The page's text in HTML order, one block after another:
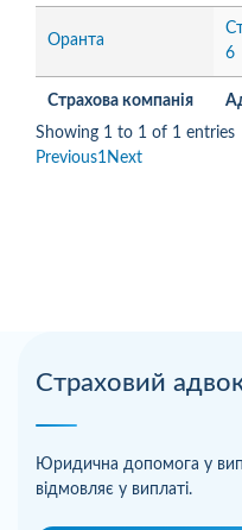
Страховий
Юридична допомога у
відмовляє у виплаті.
Страхова компанія
Оранта
6
Showing 1 to 1 of 1 entries
Previous1Next